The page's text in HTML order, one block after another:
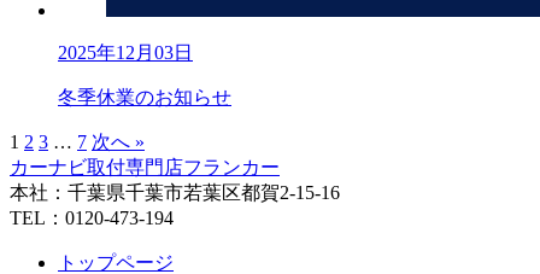
2025年12月03日
冬季休業のお知らせ
1 2 3 … 7 次へ »
カーナビ取付専⾨店フランカー
本社：千葉県千葉市若葉区都賀2-15-16
TEL：0120-473-194
トップページ